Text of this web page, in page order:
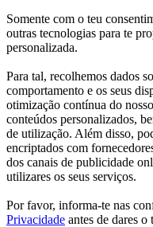
Somente com o teu
outras tecnologias para te
personalizada.
Para tal, recolhemos dados
comportamento e os seus
otimização contínua do
conteúdos personalizados,
de utilização. Além disso,
encriptados com
dos canais de publicidade
utilizares os seus serviços.
Por favor, informa-te nas
Privacidade antes de dares o